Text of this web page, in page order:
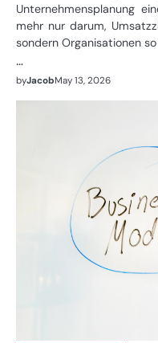
Unternehmensplanung
mehr nur darum,
sondern Organisationen
…
byJacobMay 13, 2026